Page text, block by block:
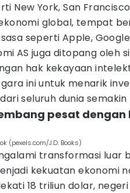
New York, San
global, tempat
seperti Apple,
AS juga ditopang oleh
hak kekayaan
ini untuk menarik
seluruh dunia
pesat
(pexels.com/J.D. Books)
transformasi luar
kekuatan ekonomi
18 triliun dolar,